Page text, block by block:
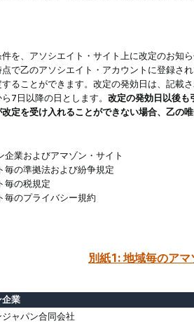
を、アソシエイト・サイト上に改定のお知
で乙のアソシエイト・アカウントに登録さ
ることができます。改定の発効日は、記載
7日以降の日とします。 改定の発効日以後も
定を受け入れることができない場合、乙の
企業およびアマゾン・サイト
毎の準拠法および紛争規定
毎の税規定
毎のプライバシー規約
別紙1: 地域毎のア
企業
ャパン合同会社